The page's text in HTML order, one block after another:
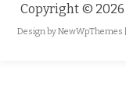
Copyright © 2026
Design byNewWpThemes